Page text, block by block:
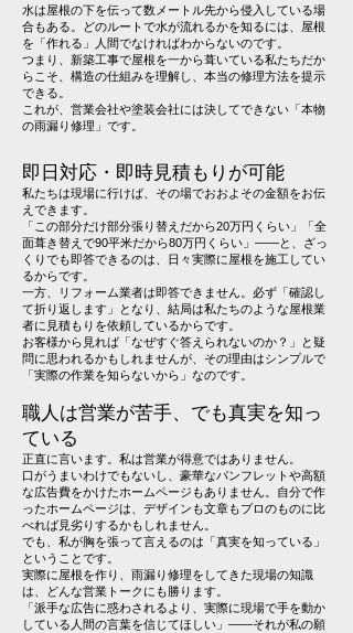
水は屋根の下を伝って数メートル先から侵入している場
合もある。どのルートで水が流れるかを知るには、屋根
を「作れる」人間でなければわからないのです。
つまり、新築工事で屋根を一から葺いている私たちだか
らこそ、構造の仕組みを理解し、本当の修理方法を提示
できる。
これが、営業会社や塗装会社には決してできない「本物
の雨漏り修理」です。
即日対応・即時見積もりが可能
私たちは現場に行けば、その場でおおよその金額をお伝
えできます。
「この部分だけ部分張り替えだから20万円くらい」「全
面葺き替えで90平米だから80万円くらい」――と、ざっ
くりでも即答できるのは、日々実際に屋根を施工してい
るからです。
一方、リフォーム業者は即答できません。必ず「確認し
て折り返します」となり、結局は私たちのような屋根業
者に見積もりを依頼しているからです。
お客様から見れば「なぜすぐ答えられないのか？」と疑
問に思われるかもしれませんが、その理由はシンプルで
「実際の作業を知らないから」なのです。
職人は営業が苦手、でも真実を知っ
ている
正直に言います。私は営業が得意ではありません。
口がうまいわけでもないし、豪華なパンフレットや高額
な広告費をかけたホームページもありません。自分で作
ったホームページは、デザインも文章もプロのものに比
べれば見劣りするかもしれません。
でも、私が胸を張って言えるのは「真実を知っている」
ということです。
実際に屋根を作り、雨漏り修理をしてきた現場の知識
は、どんな営業トークにも勝ります。
「派手な広告に惑わされるより、実際に現場で手を動か
している人間の言葉を信じてほしい」――それが私の願